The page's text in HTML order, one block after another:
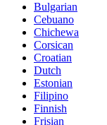
Bulgarian
Cebuano
Chichewa
Corsican
Croatian
Dutch
Estonian
Filipino
Finnish
Frisian